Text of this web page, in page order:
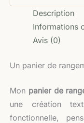
Description
Informations
Avis (0)
Un panier de
Mon panier de
une création
fonctionnelle,